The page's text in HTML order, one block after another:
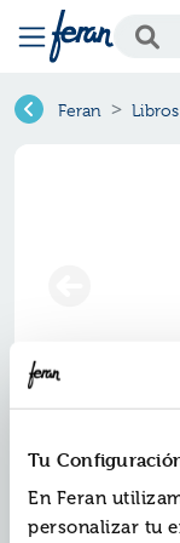
Tu
En Feran
personalizar tu
Feran Libros
Ref.ZZZ-7651244
ISBN: